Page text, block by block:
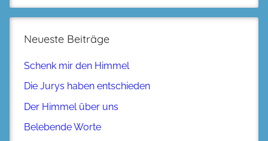
Neueste Beiträge
Schenk mir den Himmel
Die Jurys haben entschieden
Der Himmel über uns
Belebende Worte